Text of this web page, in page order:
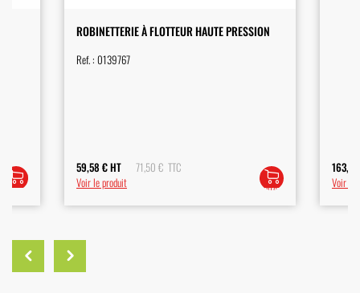
Ajouter
panier
ROBINETTERIE À FLOTTEUR HAUTE PRESSION
Ref. : 0139767
59,58 €HT 71,50 € TTC
Voir le produit
Lire la
suite
Voir le